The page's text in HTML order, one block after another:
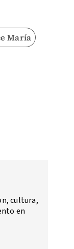
María
cultura,
en